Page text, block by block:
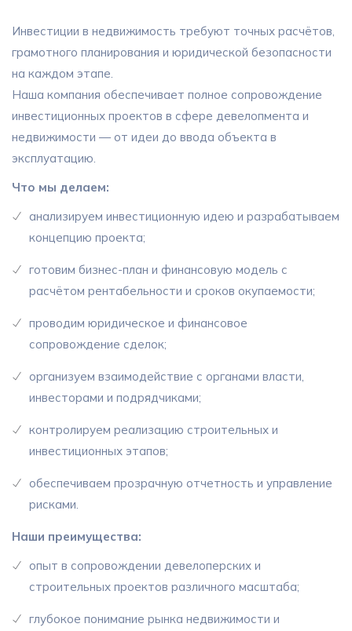
Инвестиции в недвижимость требуют точных расчётов,
грамотного планирования и юридической безопасности
на каждом этапе.
Наша компания обеспечивает полное сопровождение
инвестиционных проектов в сфере девелопмента и
недвижимости — от идеи до ввода объекта в
эксплуатацию.
Что мы делаем:
анализируем инвестиционную идею и разрабатываем
концепцию проекта;
готовим бизнес-план и финансовую модель с
расчётом рентабельности и сроков окупаемости;
проводим юридическое и финансовое
сопровождение сделок;
организуем взаимодействие с органами власти,
инвесторами и подрядчиками;
контролируем реализацию строительных и
инвестиционных этапов;
обеспечиваем прозрачную отчетность и управление
рисками.
Наши преимущества:
опыт в сопровождении девелоперских и
строительных проектов различного масштаба;
глубокое понимание рынка недвижимости и